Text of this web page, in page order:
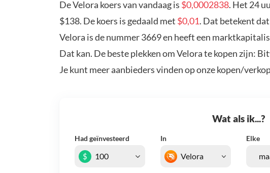
De Velora koers van vandaag is $0,0002838. Het 24
$138. De koers is gedaald met $0,01. Dat betekent
Velora is de nummer 3669 en heeft een
Dat kan. De beste plekken om Velora te kopen zijn:
Je kunt meer aanbieders vinden op onze kopen/
Wat als ik...?
Had geïnvesteerd In Elke
$